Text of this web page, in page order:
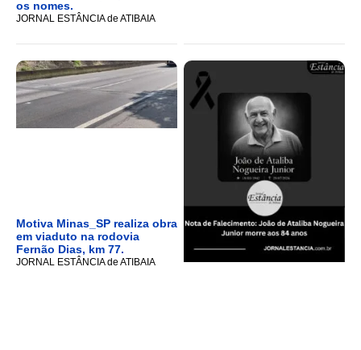
os nomes.
JORNAL ESTÂNCIA de ATIBAIA
Motiva Minas_SP realiza obra
em viaduto na rodovia
Fernão Dias, km 77.
JORNAL ESTÂNCIA de ATIBAIA